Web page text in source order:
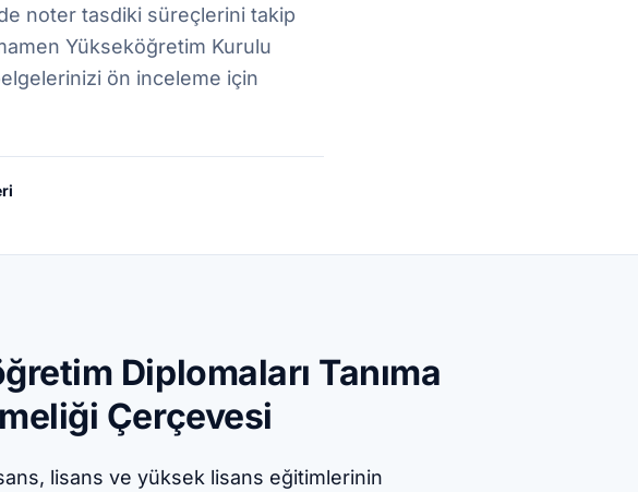
noter tasdiki süreçlerini takip
Yükseköğretim Kurulu
ön inceleme için
Diplomaları Tanıma
Çerçevesi
lisans ve yüksek lisans eğitimlerinin